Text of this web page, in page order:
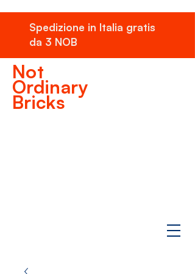
Spedizione in Italia gratis
da 3 NOB
Not
Ordinary
Bricks